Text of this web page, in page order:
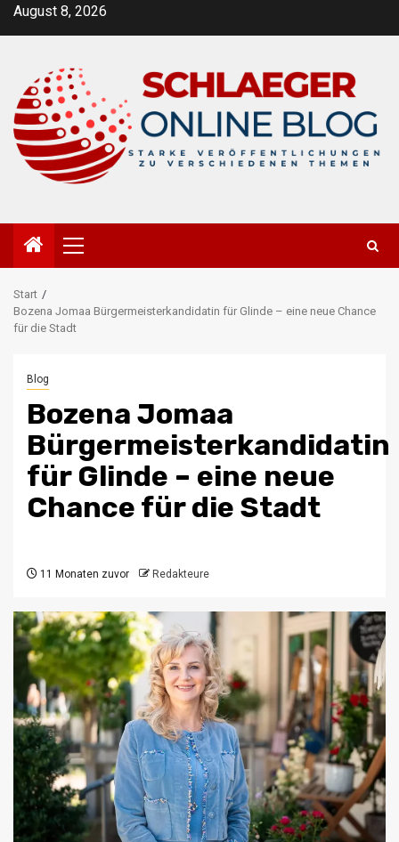
ZumAugust 8, 2026
Primäres
Menü
Start
Bozena Jomaa Bürgermeisterkandidatin für Glinde – eine neue Chance
für die Stadt
Blog
Bozena Jomaa
Bürgermeisterkandidatin
für Glinde – eine neue
Chance für die Stadt
11 Monaten zuvor Redakteure